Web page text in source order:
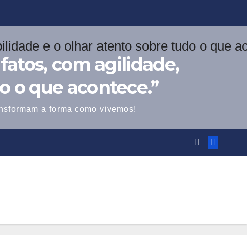
com agilidade,
o que acontece.”
a forma como vivemos!